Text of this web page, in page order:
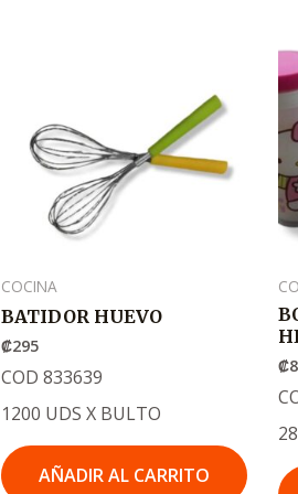
COCINA
BATIDOR HUEVO
₡295
COD 833639
1200 UDS X BULTO
AÑADIR AL CARRITO
₡